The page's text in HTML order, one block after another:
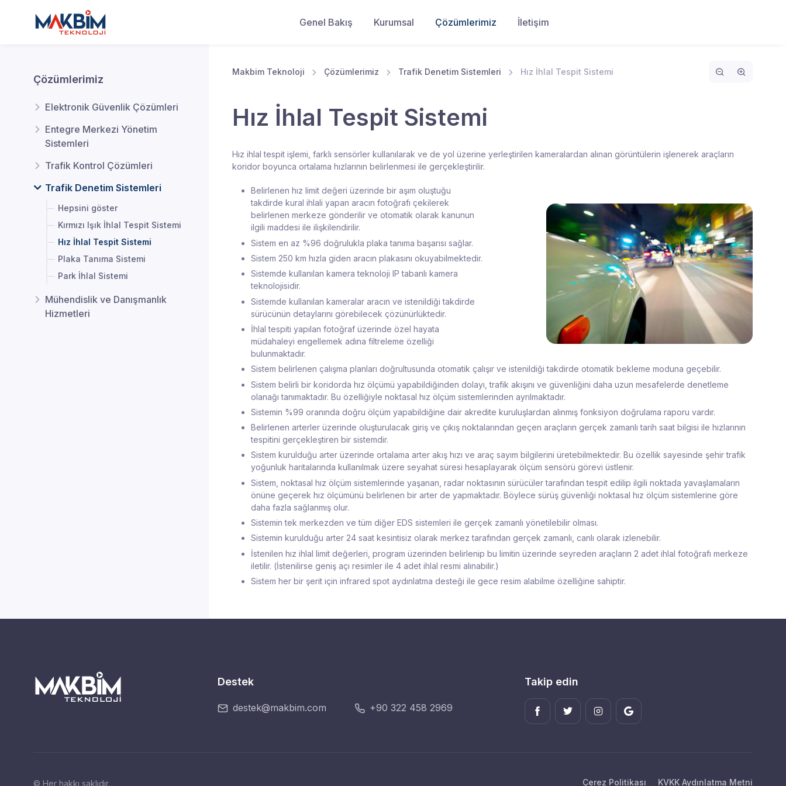
Genel Bakış Kurumsal Çözümlerimiz İletişim
Çözümlerimiz
Elektronik Güvenlik Çözümleri
Entegre Merkezi Yönetim
Sistemleri
Trafik Kontrol Çözümleri
Trafik Denetim Sistemleri
Hepsini göster
Kırmızı Işık İhlal Tespit Sistemi
Hız İhlal Tespit Sistemi
Plaka Tanıma Sistemi
Park İhlal Sistemi
Mühendislik ve Danışmanlık
Hizmetleri
Makbim Teknoloji Çözümlerimiz Trafik Denetim Sistemleri Hız İhlal Tespit Sistemi
Hız İhlal Tespit Sistemi
Hız ihlal tespit işlemi, farklı sensörler kullanılarak ve de yol üzerine yerleştirilen kameralardan alınan görüntülerin işlenerek araçların
koridor boyunca ortalama hızlarının belirlenmesi ile gerçekleştirilir.
Belirlenen hız limit değeri üzerinde bir aşım oluştuğu
takdirde kural ihlali yapan aracın fotoğrafı çekilerek
belirlenen merkeze gönderilir ve otomatik olarak kanunun
ilgili maddesi ile ilişkilendirilir.
Sistem en az %96 doğrulukla plaka tanıma başarısı sağlar.
Sistem 250 km hızla giden aracın plakasını okuyabilmektedir.
Sistemde kullanılan kamera teknoloji IP tabanlı kamera
teknolojisidir.
Sistemde kullanılan kameralar aracın ve istenildiği takdirde
sürücünün detaylarını görebilecek çözünürlüktedir.
İhlal tespiti yapılan fotoğraf üzerinde özel hayata
müdahaleyi engellemek adına filtreleme özelliği
bulunmaktadır.
Sistem belirlenen çalışma planları doğrultusunda otomatik çalışır ve istenildiği takdirde otomatik bekleme moduna geçebilir.
Sistem belirli bir koridorda hız ölçümü yapabildiğinden dolayı, trafik akışını ve güvenliğini daha uzun mesafelerde denetleme
olanağı tanımaktadır. Bu özelliğiyle noktasal hız ölçüm sistemlerinden ayrılmaktadır.
Sistemin %99 oranında doğru ölçüm yapabildiğine dair akredite kuruluşlardan alınmış fonksiyon doğrulama raporu vardır.
Belirlenen arterler üzerinde oluşturulacak giriş ve çıkış noktalarından geçen araçların gerçek zamanlı tarih saat bilgisi ile hızlarının
tespitini gerçekleştiren bir sistemdir.
Sistem kurulduğu arter üzerinde ortalama arter akış hızı ve araç sayım bilgilerini üretebilmektedir. Bu özellik sayesinde şehir trafik
yoğunluk haritalarında kullanılmak üzere seyahat süresi hesaplayarak ölçüm sensörü görevi üstlenir.
Sistem, noktasal hız ölçüm sistemlerinde yaşanan, radar noktasının sürücüler tarafından tespit edilip ilgili noktada yavaşlamaların
önüne geçerek hız ölçümünü belirlenen bir arter de yapmaktadır. Böylece sürüş güvenliği noktasal hız ölçüm sistemlerine göre
daha fazla sağlanmış olur.
Sistemin tek merkezden ve tüm diğer EDS sistemleri ile gerçek zamanlı yönetilebilir olması.
Sistemin kurulduğu arter 24 saat kesintisiz olarak merkez tarafından gerçek zamanlı, canlı olarak izlenebilir.
İstenilen hız ihlal limit değerleri, program üzerinden belirlenip bu limitin üzerinde seyreden araçların 2 adet ihlal fotoğrafı merkeze
iletilir. (İstenilirse geniş açı resimler ile 4 adet ihlal resmi alınabilir.)
Sistem her bir şerit için infrared spot aydınlatma desteği ile gece resim alabilme özelliğine sahiptir.
Destek
destek@makbim.com +90 322 458 2969
Takip edin
Çerez Politikası KVKK Aydınlatma Metni
© Her hakkı saklıdır.